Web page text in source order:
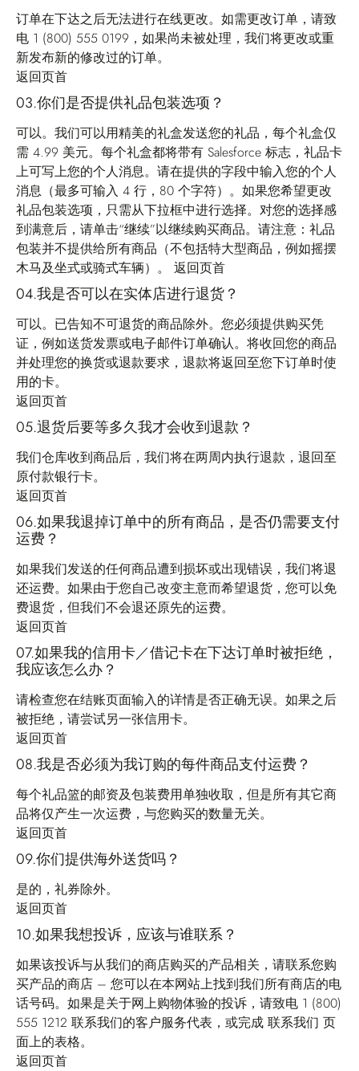
订单在下达之后无法进行在线更改。如需更改订单，请致
电 1 (800) 555 0199，如果尚未被处理，我们将更改或重
新发布新的修改过的订单。
返回页首
03.你们是否提供礼品包装选项？
可以。我们可以用精美的礼盒发送您的礼品，每个礼盒仅
需 4.99 美元。每个礼盒都将带有 Salesforce 标志，礼品卡
上可写上您的个人消息。请在提供的字段中输入您的个人
消息（最多可输入 4 行，80 个字符）。如果您希望更改
礼品包装选项，只需从下拉框中进行选择。对您的选择感
到满意后，请单击“继续”以继续购买商品。请注意：礼品
包装并不提供给所有商品（不包括特大型商品，例如摇摆
木马及坐式或骑式车辆）。 返回页首
04.我是否可以在实体店进行退货？
可以。已告知不可退货的商品除外。您必须提供购买凭
证，例如送货发票或电子邮件订单确认。将收回您的商品
并处理您的换货或退款要求，退款将返回至您下订单时使
用的卡。
返回页首
05.退货后要等多久我才会收到退款？
我们仓库收到商品后，我们将在两周内执行退款，退回至
原付款银行卡。
返回页首
06.如果我退掉订单中的所有商品，是否仍需要支付
运费？
如果我们发送的任何商品遭到损坏或出现错误，我们将退
还运费。如果由于您自己改变主意而希望退货，您可以免
费退货，但我们不会退还原先的运费。
返回页首
07.如果我的信用卡／借记卡在下达订单时被拒绝，
我应该怎么办？
请检查您在结账页面输入的详情是否正确无误。如果之后
被拒绝，请尝试另一张信用卡。
返回页首
08.我是否必须为我订购的每件商品支付运费？
每个礼品篮的邮资及包装费用单独收取，但是所有其它商
品将仅产生一次运费，与您购买的数量无关。
返回页首
09.你们提供海外送货吗？
是的，礼券除外。
返回页首
10.如果我想投诉，应该与谁联系？
如果该投诉与从我们的商店购买的产品相关，请联系您购
买产品的商店 – 您可以在本网站上找到我们所有商店的电
话号码。如果是关于网上购物体验的投诉，请致电 1 (800)
555 1212 联系我们的客户服务代表，或完成 联系我们 页
面上的表格。
返回页首